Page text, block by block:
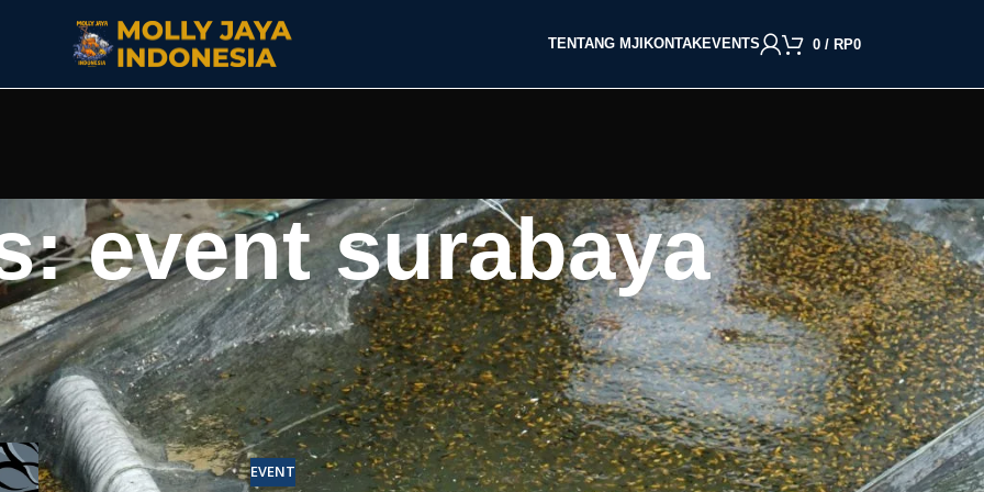
TENTANG MJI KONTAKEVENTS 0 / RP0
event surabaya
EVENT
BACA BERDASARKAN JENIS IKAN